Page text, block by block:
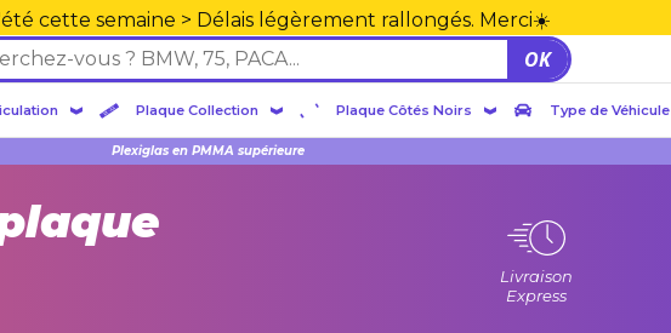
cette semaine > Délais légèrement rallongés. Merci☀️
OK
Plaque Collection Plaque Côtés Noirs Type de Véhicule
MODÈLE HOMOLOGUÉE PAR L'UTAC ET LA PREFECTURE
Livraison
Express